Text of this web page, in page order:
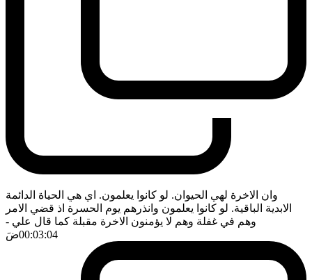
وان الاخرة لهي الحيوان. لو كانوا يعلمون. اي هي الحياة الدائمة
الابدية الباقية. لو كانوا يعلمون وانذرهم يوم الحسرة اذ قضي الامر
وهم في غفلة وهم لا يؤمنون الاخرة مقبلة كما قال علي -
00:03:04ضَ